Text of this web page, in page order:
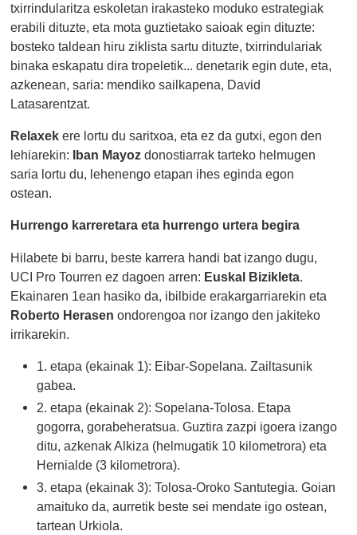
txirrindularitza eskoletan irakasteko moduko estrategiak
erabili dituzte, eta mota guztietako saioak egin dituzte:
bosteko taldean hiru ziklista sartu dituzte, txirrindulariak
binaka eskapatu dira tropeletik... denetarik egin dute, eta,
azkenean, saria: mendiko sailkapena, David
Latasarentzat.
Relaxek ere lortu du saritxoa, eta ez da gutxi, egon den
lehiarekin: Iban Mayoz donostiarrak tarteko helmugen
saria lortu du, lehenengo etapan ihes eginda egon
ostean.
Hurrengo karreretara eta hurrengo urtera begira
Hilabete bi barru, beste karrera handi bat izango dugu,
UCI Pro Tourren ez dagoen arren: Euskal Bizikleta.
Ekainaren 1ean hasiko da, ibilbide erakargarriarekin eta
Roberto Herasen ondorengoa nor izango den jakiteko
irrikarekin.
1. etapa (ekainak 1): Eibar-Sopelana. Zailtasunik
gabea.
2. etapa (ekainak 2): Sopelana-Tolosa. Etapa
gogorra, gorabeheratsua. Guztira zazpi igoera izango
ditu, azkenak Alkiza (helmugatik 10 kilometrora) eta
Hernialde (3 kilometrora).
3. etapa (ekainak 3): Tolosa-Oroko Santutegia. Goian
amaituko da, aurretik beste sei mendate igo ostean,
tartean Urkiola.